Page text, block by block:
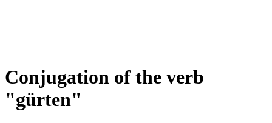
Conjugation of the verb
"gürten"